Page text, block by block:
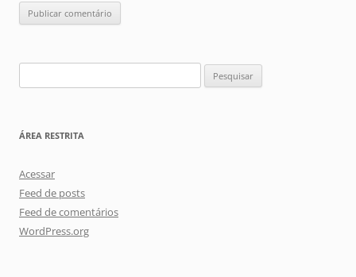
por:
ÁREA RESTRITA
Acessar
Feed de posts
Feed de comentários
WordPress.org